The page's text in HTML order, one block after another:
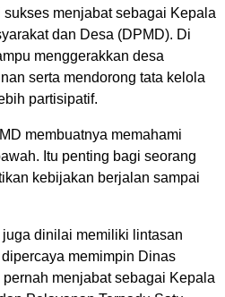
menjabat sebagai Kepala
dan Desa (DPMD). Di
menggerakkan desa
serta mendorong tata kelola
partisipatif.
membuatnya memahami
Itu penting bagi seorang
kebijakan berjalan sampai
dinilai memiliki lintasan
memimpin Dinas
menjabat sebagai Kepala